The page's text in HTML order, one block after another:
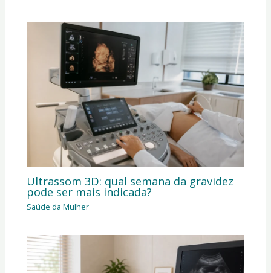
Ultrassom 3D: qual semana da gravidez
pode ser mais indicada?
Saúde da Mulher